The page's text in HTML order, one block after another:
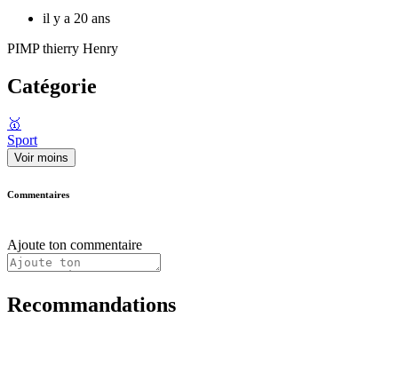
il y a 20 ans
PIMP thierry Henry
Catégorie
🥇
Sport
Voir moins
Commentaires
Ajoute ton commentaire
Recommandations